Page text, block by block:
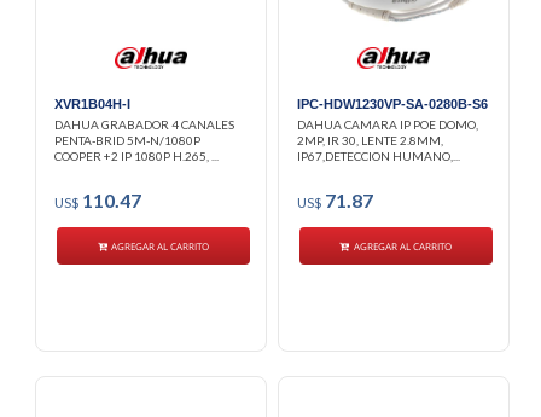
XVR1B04H-I
DAHUA GRABADOR 4 CANALES
PENTA-BRID 5M-N/1080P
COOPER +2 IP 1080P H.265, ...
US$ 110.47
AGREGAR AL CARRITO
IPC-HDW1230VP-SA-0280B-S6
DAHUA CAMARA IP POE DOMO,
2MP, IR 30, LENTE 2.8MM,
IP67,DETECCION HUMANO,...
US$71.87
AGREGAR AL CARRITO